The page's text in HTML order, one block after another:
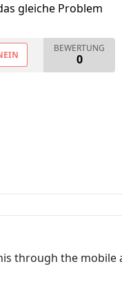
gleiche Problem
BEWERTUNG
0
through the